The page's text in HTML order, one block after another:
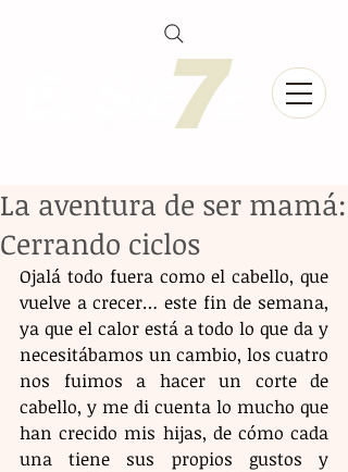
La aventura de ser mamá:
Cerrando ciclos
Ojalá todo fuera como el cabello, que
vuelve a crecer… este fin de semana,
ya que el calor está a todo lo que da y
necesitábamos un cambio, los cuatro
nos fuimos a hacer un corte de
cabello, y me di cuenta lo mucho que
han crecido mis hijas, de cómo cada
una tiene sus propios gustos y